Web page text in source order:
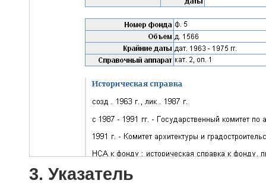
3. Указатель